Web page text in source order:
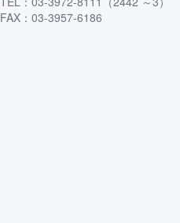
FAX：03-3957-6186